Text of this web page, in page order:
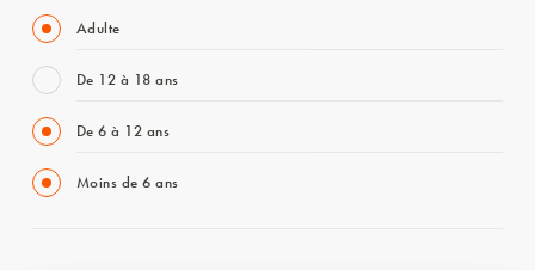
Adulte
De 12 à 18 ans
De 6 à 12 ans
Moins de 6 ans